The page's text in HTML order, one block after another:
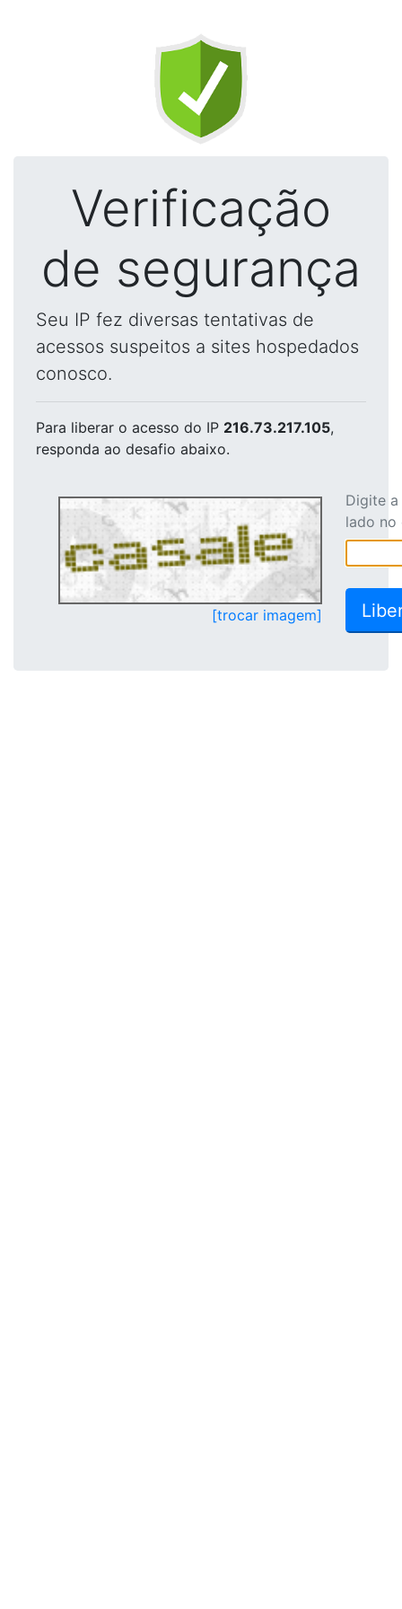
Verificação
de segurança
Seu IP fez diversas tentativas de
acessos suspeitos a sites hospedados
conosco.
Para liberar o acesso do IP 216.73.217.105,
responda ao desafio abaixo.
[trocar imagem]
Digite
lado no